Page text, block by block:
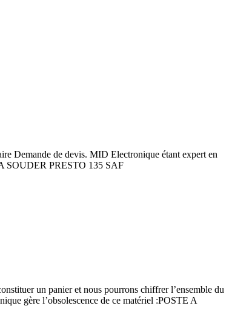
Demande de devis. MID Electronique étant expert en
SOUDER PRESTO 135 SAF
un panier et nous pourrons chiffrer l’ensemble du
gère l’obsolescence de ce matériel :POSTE A